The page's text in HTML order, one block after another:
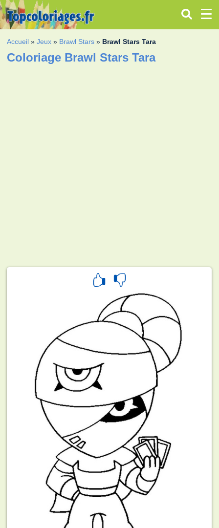
Accueil »Jeux » Brawl Stars » Brawl Stars Tara
Coloriage Brawl Stars Tara